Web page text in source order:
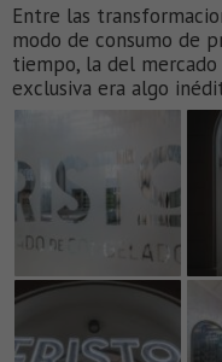
Entre las
modo de consumo de
tiempo, la del
exclusiva era algo